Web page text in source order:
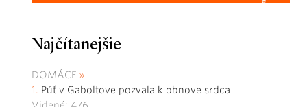
Najčítanejšie
DOMÁCE
Púť v Gaboltove pozvala k obnove srdca